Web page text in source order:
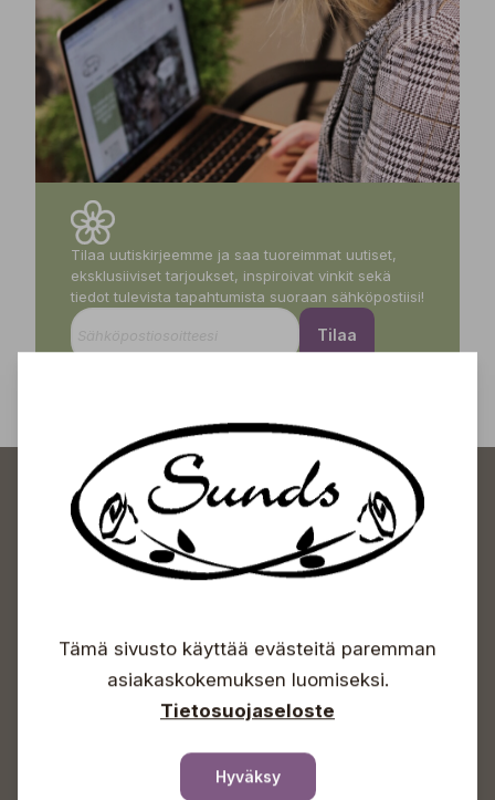
Tilaa uutiskirjeemme ja saa tuoreimmat uutiset,
eksklusiiviset tarjoukset, inspiroivat vinkit sekä
tiedot tulevista tapahtumista suoraan sähköpostiisi!
Tilaa
Avoinna
Tämä sivusto käyttää evästeitä paremman
asiakaskokemuksen luomiseksi.
Tietosuojaseloste
Hyväksy